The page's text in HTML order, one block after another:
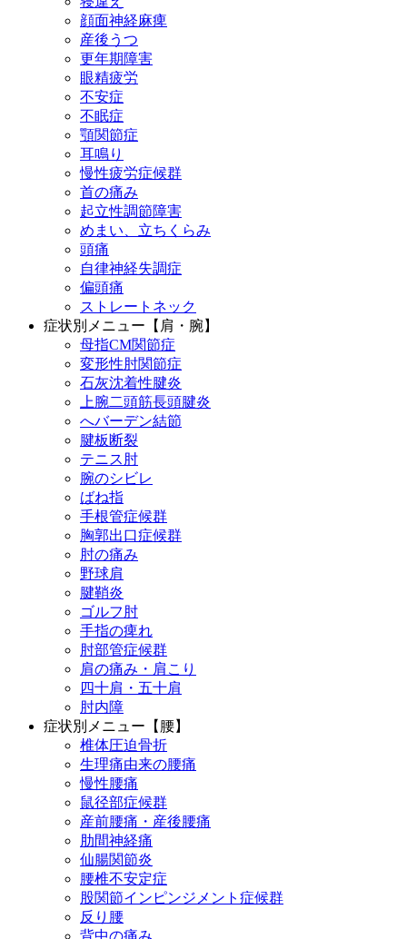
顔面神経麻痺
産後うつ
更年期障害
眼精疲労
不安症
不眠症
顎関節症
耳鳴り
慢性疲労症候群
首の痛み
起立性調節障害
めまい、立ちくらみ
頭痛
自律神経失調症
偏頭痛
ストレートネック
症状別メニュー【肩・腕】
母指CM関節症
変形性肘関節症
石灰沈着性腱炎
上腕二頭筋長頭腱炎
へバーデン結節
腱板断裂
テニス肘
腕のシビレ
ばね指
手根管症候群
胸郭出口症候群
肘の痛み
野球肩
腱鞘炎
ゴルフ肘
手指の痺れ
肘部管症候群
肩の痛み・肩こり
四十肩・五十肩
肘内障
症状別メニュー【腰】
椎体圧迫骨折
生理痛由来の腰痛
慢性腰痛
鼠径部症候群
産前腰痛・産後腰痛
肋間神経痛
仙腸関節炎
腰椎不安定症
股関節インピンジメント症候群
反り腰
背中の痛み